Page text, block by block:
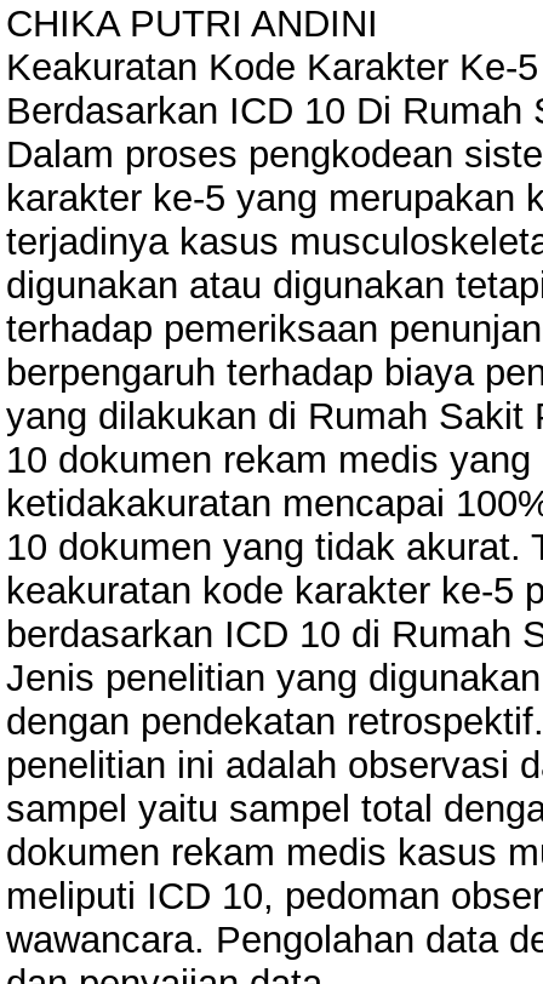
CHIKA PUTRI ANDINI
Keakuratan Kode Karakter Ke-
Berdasarkan ICD 10 Di
Dalam proses pengkodean
karakter ke-5 yang merupakan
terjadinya kasus
digunakan atau digunakan
terhadap pemeriksaan
berpengaruh terhadap biaya
yang dilakukan di Rumah
10 dokumen rekam medis
ketidakakuratan mencapai
10 dokumen yang tidak akurat.
keakuratan kode karakter ke-5
berdasarkan ICD 10 di Rumah
Jenis penelitian yang
dengan pendekatan
penelitian ini adalah observasi
sampel yaitu sampel total
dokumen rekam medis kasus
meliputi ICD 10, pedoman
wawancara. Pengolahan data